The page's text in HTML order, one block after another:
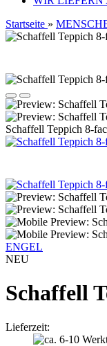
Startseite »
Schaffell Teppich 8-
ENGEL
NEU
Schaffell
Lieferzeit: